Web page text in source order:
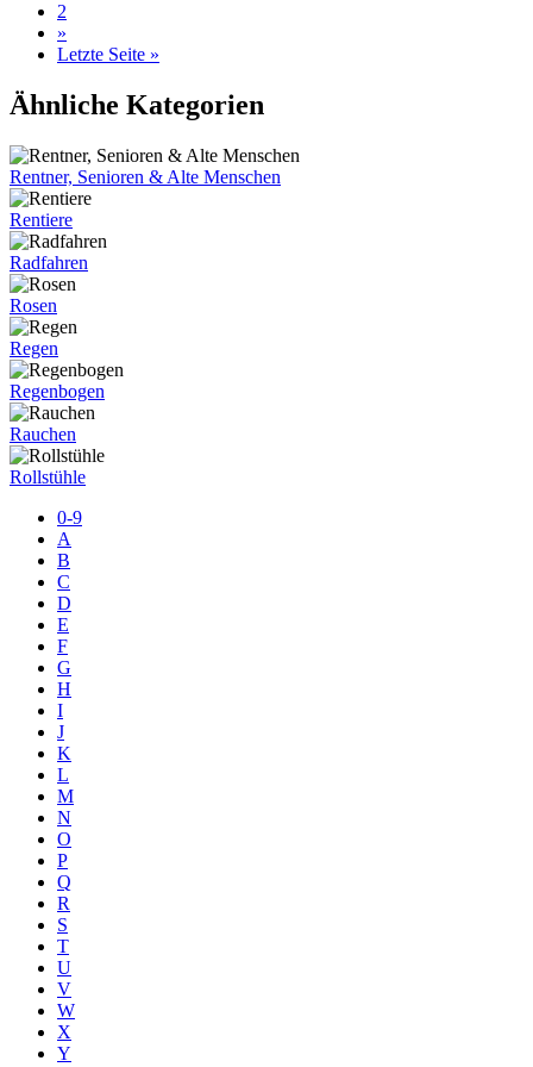
2
»
Letzte Seite »
Ähnliche Kategorien
Rentner, Senioren & Alte Menschen
Rentiere
Radfahren
Rosen
Regen
Regenbogen
Rauchen
Rollstühle
0-9
A
B
C
D
E
F
G
H
I
J
K
L
M
N
O
P
Q
R
S
T
U
V
W
X
Y